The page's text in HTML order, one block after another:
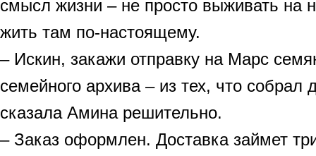
смысл жизни – не просто выживать на
жить там по-настоящему.
– Искин, закажи отправку на Марс
семейного архива – из тех, что собрал
сказала Амина решительно.
– Заказ оформлен. Доставка займет